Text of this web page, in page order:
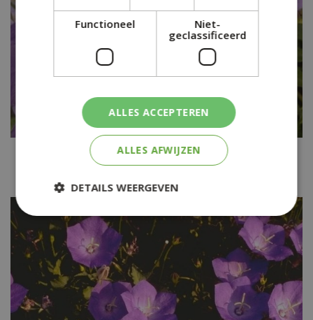
Karpatenklokje
Campanula carpatica 'Karpatenkrone'
Functioneel
Niet-
geclassificeerd
ALLES ACCEPTEREN
ALLES AFWIJZEN
DETAILS WEERGEVEN